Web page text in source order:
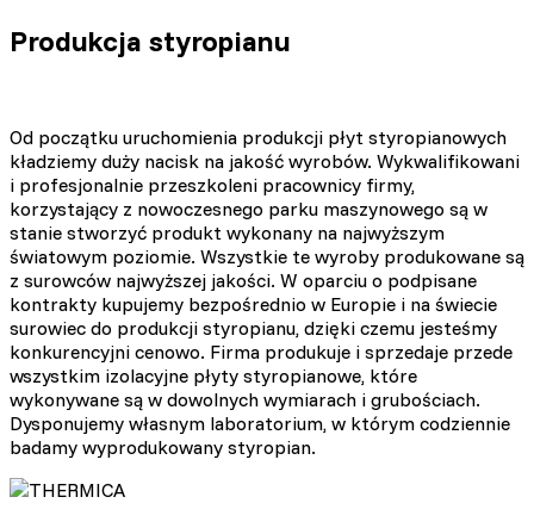
Produkcja styropianu
Od początku uruchomienia produkcji płyt styropianowych
kładziemy duży nacisk na jakość wyrobów. Wykwalifikowani
i profesjonalnie przeszkoleni pracownicy firmy,
korzystający z nowoczesnego parku maszynowego są w
stanie stworzyć produkt wykonany na najwyższym
światowym poziomie. Wszystkie te wyroby produkowane są
z surowców najwyższej jakości. W oparciu o podpisane
kontrakty kupujemy bezpośrednio w Europie i na świecie
surowiec do produkcji styropianu, dzięki czemu jesteśmy
konkurencyjni cenowo. Firma produkuje i sprzedaje przede
wszystkim izolacyjne płyty styropianowe, które
wykonywane są w dowolnych wymiarach i grubościach.
Dysponujemy własnym laboratorium, w którym codziennie
badamy wyprodukowany styropian.